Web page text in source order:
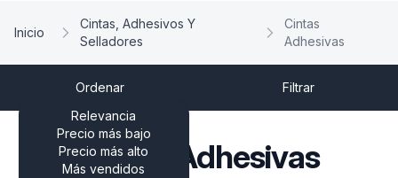
Inicio
Cintas, Adhesivos Y
Selladores
Cintas
Adhesivas
Ordenar
Relevancia
Precio más bajo
Precio más alto
Más vendidos
Filtrar
Cintas Adhesivas